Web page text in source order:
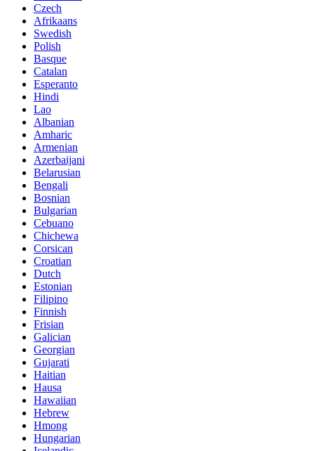
Czech
Afrikaans
Swedish
Polish
Basque
Catalan
Esperanto
Hindi
Lao
Albanian
Amharic
Armenian
Azerbaijani
Belarusian
Bengali
Bosnian
Bulgarian
Cebuano
Chichewa
Corsican
Croatian
Dutch
Estonian
Filipino
Finnish
Frisian
Galician
Georgian
Gujarati
Haitian
Hausa
Hawaiian
Hebrew
Hmong
Hungarian